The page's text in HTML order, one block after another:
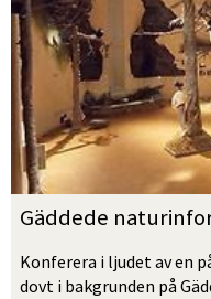
Gäddede
Konferera i ljudet av en
dovt i bakgrunden på